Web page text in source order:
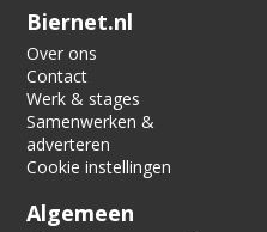
Verification code:
Biernet.nl
Over ons
Contact
Werk & stages
Samenwerken &
adverteren
Cookie instellingen
Algemeen